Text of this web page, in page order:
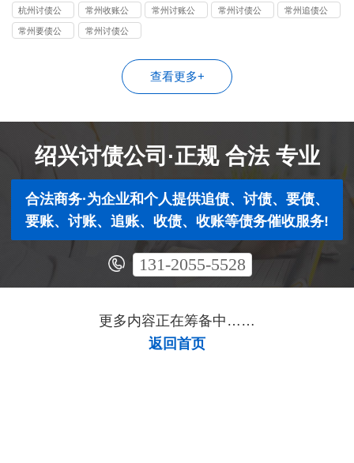
司
北公司
司
司
司
杭州讨债公
司
常州收账公
司
常州讨账公
常州讨债公
常州追债公
常州要债公
常州讨债公
查看更多+
绍兴讨债公司·正规 合法 专业
合法商务·为企业和个人提供追债、讨债、要债、
要账、讨账、追账、收债、收账等债务催收服务!
131-2055-5528
更多内容正在筹备中……
返回首页